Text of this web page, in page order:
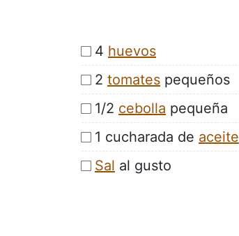
4 huevos
2 tomates pequeños
1/2 cebolla pequeña
1 cucharada de aceite
Sal al gusto